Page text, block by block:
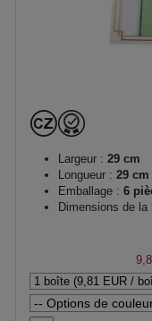
Largeur : 29 cm
Longueur : 29 cm
Emballage : 6
Dimensions de la